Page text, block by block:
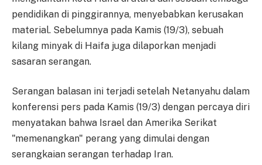
pendidikan di pinggirannya, menyebabkan kerusakan
material. Sebelumnya pada Kamis (19/3), sebuah
kilang minyak di Haifa juga dilaporkan menjadi
sasaran serangan.
Serangan balasan ini terjadi setelah Netanyahu dalam
konferensi pers pada Kamis (19/3) dengan percaya diri
menyatakan bahwa Israel dan Amerika Serikat
"memenangkan" perang yang dimulai dengan
serangkaian serangan terhadap Iran.